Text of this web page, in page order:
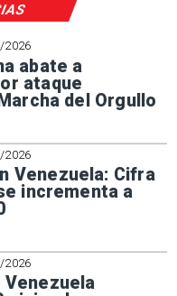
2026
abate a
ataque
del Orgullo
2026
Venezuela: Cifra
incrementa a
2026
Venezuela